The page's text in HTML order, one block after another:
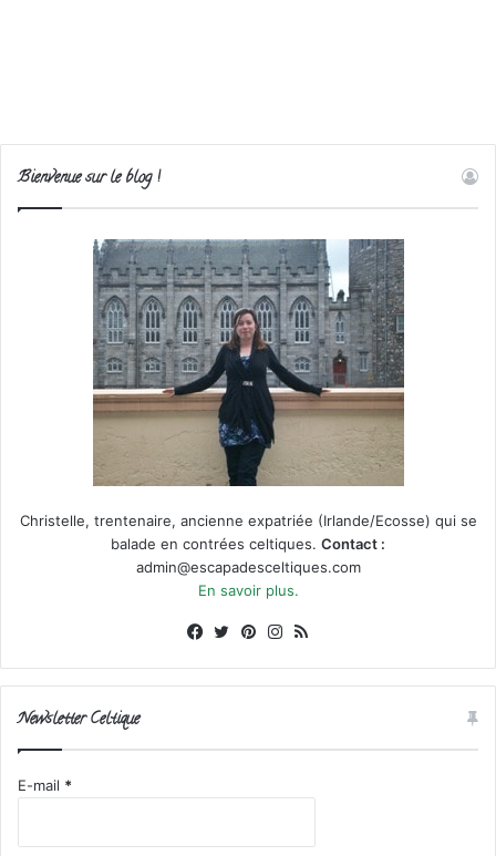
Bienvenue sur le blog !
Christelle, trentenaire, ancienne expatriée (Irlande/Ecosse) qui se
balade en contrées celtiques. Contact :
admin@escapadesceltiques.com
En savoir plus.
Facebook
X PinterestInstagram
Newsletter Celtique
E-mail *